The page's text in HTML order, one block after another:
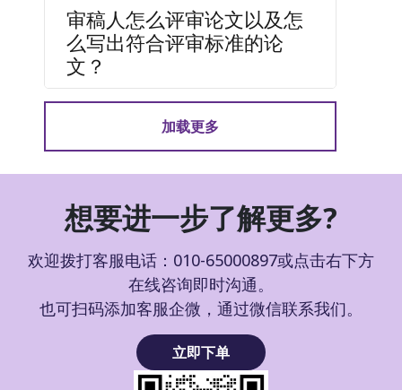
审稿人怎么评审论文以及怎
么写出符合评审标准的论
文？
加载更多
想要进一步了解更多?
欢迎拨打客服电话：010-65000897或点击右下方
在线咨询即时沟通。
也可扫码添加客服企微，通过微信联系我们。
立即下单